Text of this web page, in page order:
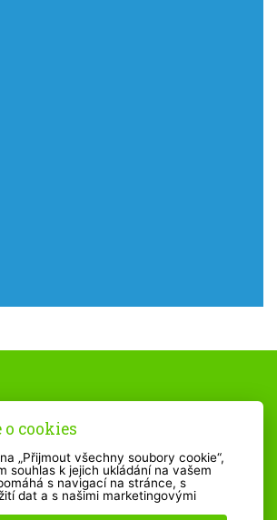
n. P., Nádražní 615
nad Pernštejnem
401
cookies
„Přijmout všechny soubory cookie“,
souhlas k jejich ukládání na vašem
s navigací na stránce, s
dat a s našimi marketingovými